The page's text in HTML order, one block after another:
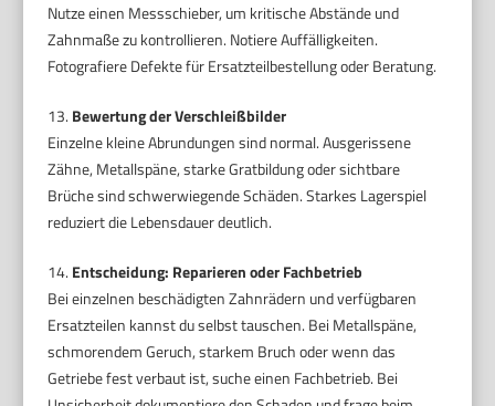
Nutze einen Messschieber, um kritische Abstände und
Zahnmaße zu kontrollieren. Notiere Auffälligkeiten.
Fotografiere Defekte für Ersatzteilbestellung oder Beratung.
13. Bewertung der Verschleißbilder
Einzelne kleine Abrundungen sind normal. Ausgerissene
Zähne, Metallspäne, starke Gratbildung oder sichtbare
Brüche sind schwerwiegende Schäden. Starkes Lagerspiel
reduziert die Lebensdauer deutlich.
14. Entscheidung: Reparieren oder Fachbetrieb
Bei einzelnen beschädigten Zahnrädern und verfügbaren
Ersatzteilen kannst du selbst tauschen. Bei Metallspäne,
schmorendem Geruch, starkem Bruch oder wenn das
Getriebe fest verbaut ist, suche einen Fachbetrieb. Bei